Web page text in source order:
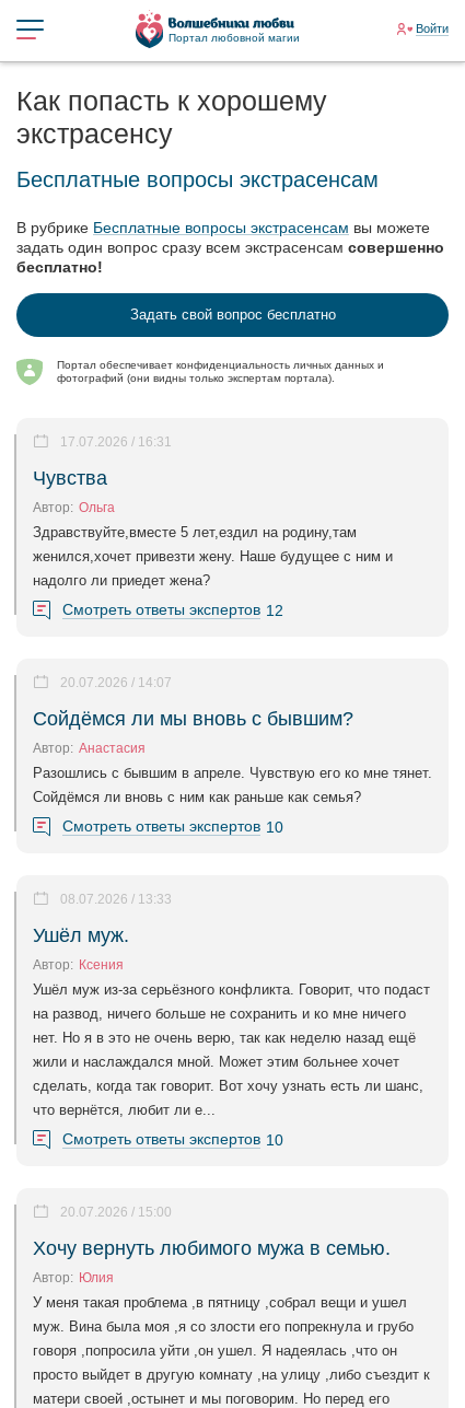
Портал любовной магии
Войти
Как попасть к хорошему
экстрасенсу
Бесплатные вопросы экстрасенсам
В рубрике Бесплатные вопросы экстрасенсам вы можете
задать один вопрос сразу всем экстрасенсам совершенно
бесплатно!
Задать свой вопрос бесплатно
Портал обеспечивает конфиденциальность личных данных и
фотографий (они видны только экспертам портала).
Чувства
17.07.2026 / 16:31
Автор: Ольга
Здравствуйте,вместе 5 лет,ездил на родину,там
женился,хочет привезти жену. Наше будущее с ним и
надолго ли приедет жена?
Смотреть ответы экспертов 12
Сойдёмся ли мы вновь с бывшим?
20.07.2026 / 14:07
Автор: Анастасия
Разошлись с бывшим в апреле. Чувствую его ко мне тянет.
Сойдёмся ли вновь с ним как раньше как семья?
Смотреть ответы экспертов 10
Ушёл муж.
08.07.2026 / 13:33
Автор: Ксения
Ушёл муж из-за серьёзного конфликта. Говорит, что подаст
на развод, ничего больше не сохранить и ко мне ничего
нет. Но я в это не очень верю, так как неделю назад ещё
жили и наслаждался мной. Может этим больнее хочет
сделать, когда так говорит. Вот хочу узнать есть ли шанс,
что вернётся, любит ли е...
Смотреть ответы экспертов 10
Хочу вернуть любимого мужа в семью.
20.07.2026 / 15:00
Автор: Юлия
У меня такая проблема ,в пятницу ,собрал вещи и ушел
муж. Вина была моя ,я со злости его попрекнула и грубо
говоря ,попросила уйти ,он ушел. Я надеялась ,что он
просто выйдет в другую комнату ,на улицу ,либо съездит к
матери своей ,остынет и мы поговорим. Но перед его